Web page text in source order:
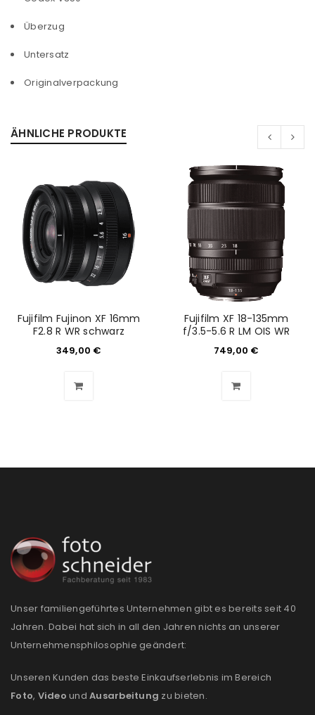
Überzug
Untersatz
Originalverpackung
ÄHNLICHE PRODUKTE
Fujifilm Fujinon XF 16mm
F2.8 R WR schwarz
349,00 €
Fujifilm XF 18-135mm
f/3.5-5.6 R LM OIS WR
749,00 €
Unser familiengeführtes Unternehmen gibt es bereits seit 40
Jahren. Dabei hat sich in all den Jahren nichts an unserer
Unternehmensphilosophie geändert:
Unseren Kunden das beste Einkaufserlebnis im Bereich
Foto, Video und Ausarbeitung zu bieten.